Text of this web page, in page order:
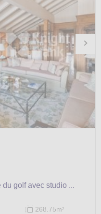
golf avec studio ...
268.75m2